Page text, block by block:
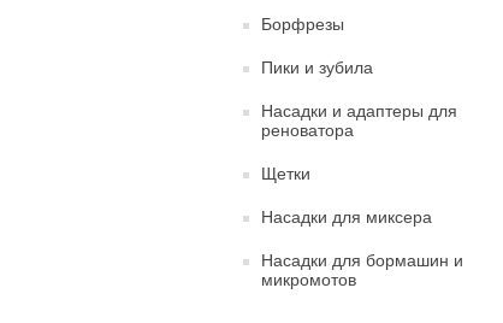
Борфрезы
Пики и зубила
Насадки и адаптеры для
реноватора
Щетки
Насадки для миксера
Насадки для бормашин и
микромотов